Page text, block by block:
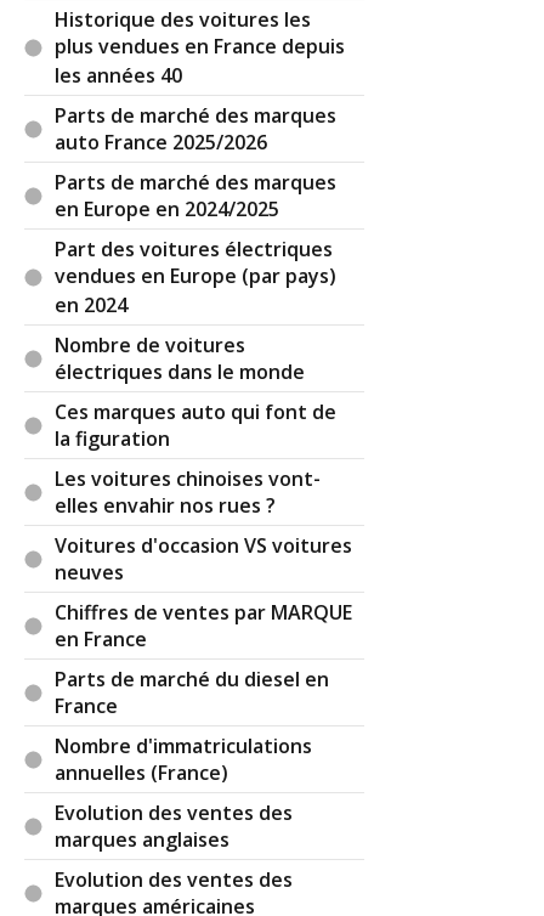
Historique des voitures les
plus vendues en France depuis
les années 40
Parts de marché des marques
auto France 2025/2026
Parts de marché des marques
en Europe en 2024/2025
Part des voitures électriques
vendues en Europe (par pays)
en 2024
Nombre de voitures
électriques dans le monde
Ces marques auto qui font de
la figuration
Les voitures chinoises vont-
elles envahir nos rues ?
Voitures d'occasion VS voitures
neuves
Chiffres de ventes par MARQUE
en France
Parts de marché du diesel en
France
Nombre d'immatriculations
annuelles (France)
Evolution des ventes des
marques anglaises
Evolution des ventes des
marques américaines